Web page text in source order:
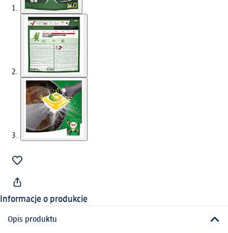
Informacje o produkcie
Opis produktu